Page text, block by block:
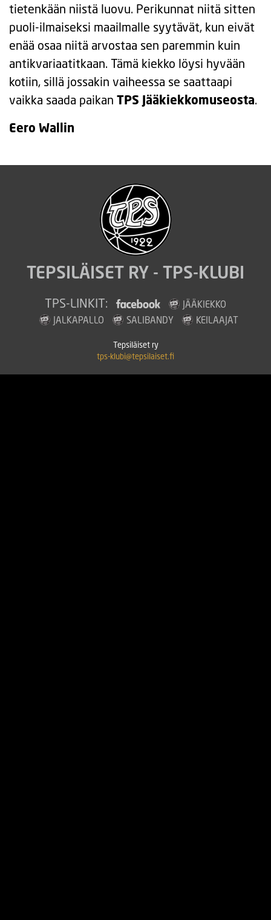
tietenkään niistä luovu. Perikunnat niitä sitten
puoli-ilmaiseksi maailmalle syytävät, kun eivät
enää osaa niitä arvostaa sen paremmin kuin
antikvariaatitkaan. Tämä kiekko löysi hyvään
kotiin, sillä jossakin vaiheessa se saattaapi
vaikka saada paikan TPS Jääkiekkomuseosta.
Eero Wallin
TEPSILÄISET RY - TPS-KLUBI
TPS-LINKIT:
JÄÄKIEKKO
JALKAPALLO
SALIBANDY KEILAAJAT
Tepsiläiset ry
tps-klubi@tepsilaiset.fi